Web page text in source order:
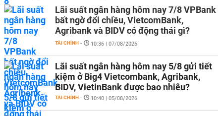
Lãi suất ngân hàng hôm nay 7/8 VPBank
bất ngờ đổi chiều, VietcomBank,
Agribank và BIDV có động thái gì?
TÀI CHÍNH - 10:36 | 07/08/2026
Lãi suất ngân hàng hôm nay 5/8 gửi tiết
kiệm ở Big4 Vietcombank, Agribank,
BIDV, VietinBank được bao nhiêu?
TÀI CHÍNH - 10:40 | 05/08/2026